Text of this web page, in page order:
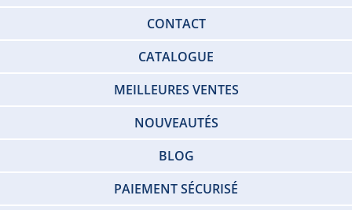
CONTACT
CATALOGUE
MEILLEURES VENTES
NOUVEAUTÉS
BLOG
PAIEMENT SÉCURISÉ